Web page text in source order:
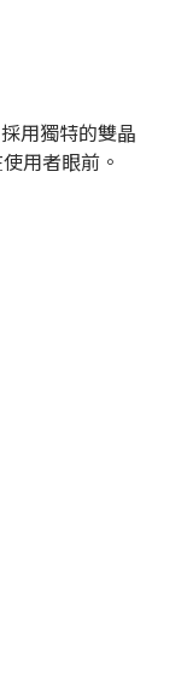
用獨特的雙晶
用者眼前。